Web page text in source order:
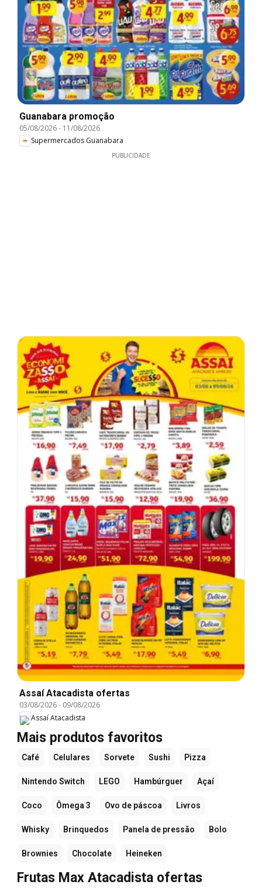
Guanabara promoção
05/08/2026- 11/08/2026
Supermercados Guanabara
PUBLICIDADE
Assaí Atacadista ofertas
03/08/2026- 09/08/2026
Assaí Atacadista
Mais produtos favoritos
Café Celulares Sorvete Sushi Pizza
Nintendo Switch LEGO Hambúrguer Açaí
Coco Ômega 3 Ovo de páscoa Livros
Whisky Brinquedos Panela de pressão Bolo
Brownies Chocolate Heineken
Frutas Max Atacadista ofertas